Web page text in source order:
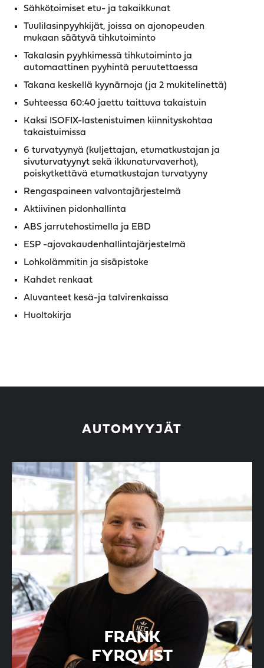
Sähkötoimiset etu- ja takaikkunat
Tuulilasinpyyhkijät, joissa on ajonopeuden
mukaan säätyvä tihkutoiminto
Takalasin pyyhkimessä tihkutoiminto ja
automaattinen pyyhintä peruutettaessa
Takana keskellä kyynärnoja (ja 2 mukitelinettä)
Suhteessa 60:40 jaettu taittuva takaistuin
Kaksi ISOFIX-lastenistuimen kiinnityskohtaa
takaistuimissa
6 turvatyynyä (kuljettajan, etumatkustajan ja
sivuturvatyynyt sekä ikkunaturvaverhot),
poiskytkettävä etumatkustajan turvatyyny
Rengaspaineen valvontajärjestelmä
Aktiivinen pidonhallinta
ABS jarrutehostimella ja EBD
ESP -ajovakaudenhallintajärjestelmä
Lohkolämmitin ja sisäpistoke
Kahdet renkaat
Aluvanteet kesä-ja talvirenkaissa
Huoltokirja
AUTOMYYJÄT
FRANK
FYRQVIST